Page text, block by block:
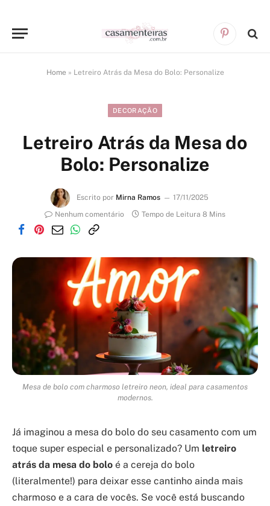
Pinterest
Home » Letreiro Atrás da Mesa do Bolo: Personalize
DECORAÇÃO
Letreiro Atrás da Mesa do
Bolo: Personalize
Escrito por Mirna Ramos
17/11/2025
Nenhum comentário
Tempo de Leitura 8 Mins
Mesa de bolo com charmoso letreiro neon, ideal para casamentos
modernos.
Já imaginou a mesa do bolo do seu casamento com um
toque super especial e personalizado? Um letreiro
atrás da mesa do bolo é a cereja do bolo
(literalmente!) para deixar esse cantinho ainda mais
charmoso e a cara de vocês. Se você está buscando